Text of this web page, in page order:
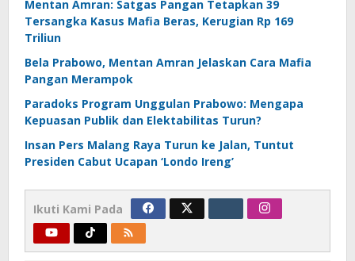
Mentan Amran: Satgas Pangan Tetapkan 39
Tersangka Kasus Mafia Beras, Kerugian Rp 169
Triliun
Bela Prabowo, Mentan Amran Jelaskan Cara Mafia
Pangan Merampok
Paradoks Program Unggulan Prabowo: Mengapa
Kepuasan Publik dan Elektabilitas Turun?
Insan Pers Malang Raya Turun ke Jalan, Tuntut
Presiden Cabut Ucapan ‘Londo Ireng’
Ikuti Kami Pada